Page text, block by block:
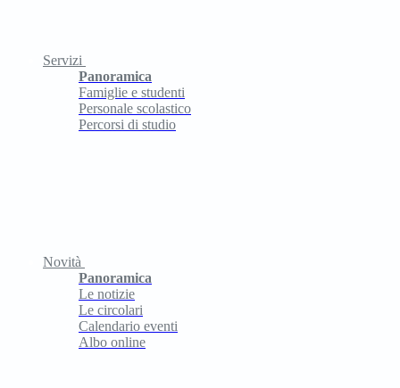
Servizi
Panoramica
Famiglie e studenti
Personale scolastico
Percorsi di studio
Novità
Panoramica
Le notizie
Le circolari
Calendario eventi
Albo online